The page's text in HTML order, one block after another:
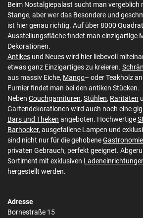
Beim Nostalgiepalast sucht man vergeblich
Stange, aber wer das Besondere und
ist hier genau richtig. Auf über 8000
Ausstellungsfläche findet man einzigartige
Dekorationen.
Antikes und Neues wird hier liebevoll
etwas ganz Einzigartiges zu kreieren.
aus massiv Eiche, Mango– oder Teakholz
Furnier findet man bei den antiken Stücken.
Neben Couchgarnituren, Stühlen, Raritäten
Gartendekorationen wird auch noch eine
Bars und Theken angeboten. Hochwertige
Barhocker, ausgefallene Lampen und
sind nicht nur für die gehobeneGastronomie
privaten Gebrauch, perfekt geeignet.
Sortiment mit exklusiven
hergestellt werden.
Adresse
Bornestraße 15